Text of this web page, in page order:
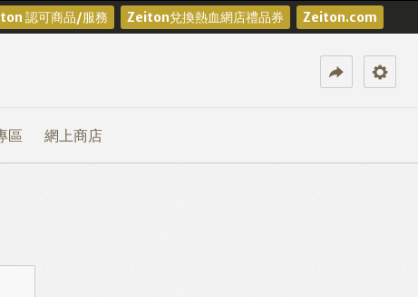
認可商品/服務 Zeiton兌換熱血網店禮品券 Zeiton.com
區 網上商店